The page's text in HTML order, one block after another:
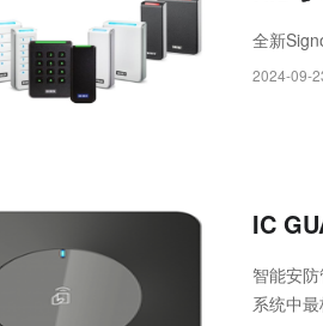
全新
2024-09-
IC
智能安
系统中最
空经